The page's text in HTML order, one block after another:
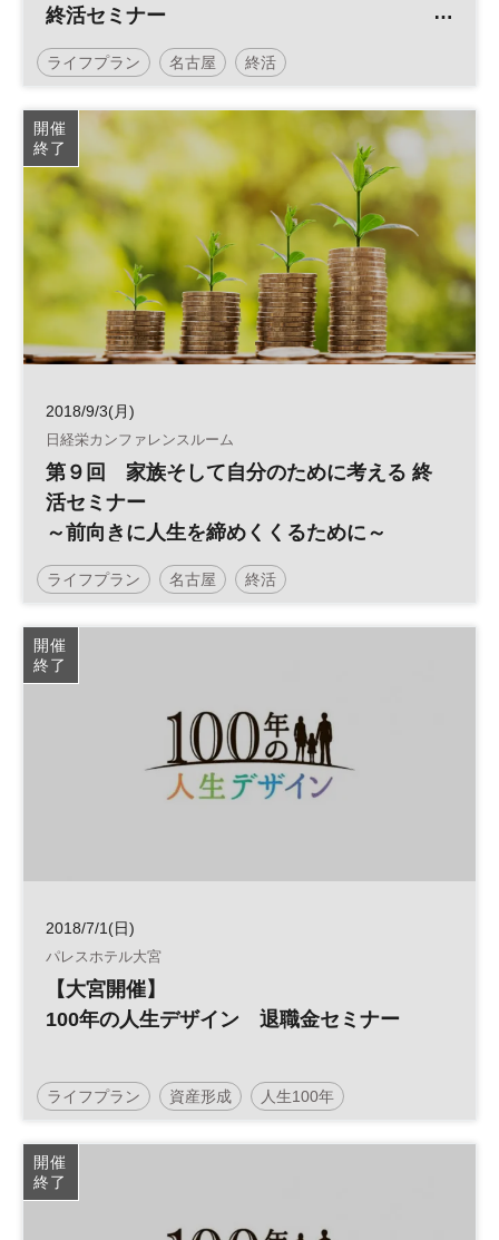
終活セミナー
～前向きに人生を締めくくるために～
ライフプラン 名古屋 終活
開催
終了
2018/9/3(月)
日経栄カンファレンスルーム
第９回 家族そして自分のために考える 終
活セミナー
～前向きに人生を締めくくるために～
ライフプラン 名古屋 終活
開催
終了
2018/7/1(日)
パレスホテル大宮
【大宮開催】
100年の人生デザイン 退職金セミナー
ライフプラン 資産形成 人生100年
マネープラン
開催
終了